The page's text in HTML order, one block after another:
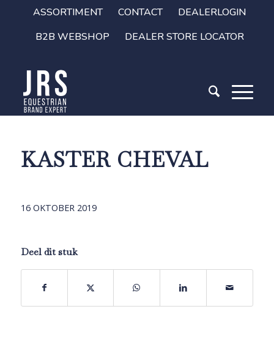
ASSORTIMENT CONTACT
DEALERLOGIN
B2B WEBSHOP
DEALER STORE LOCATOR
KASTER CHEVAL
16 OKTOBER 2019
Deel dit stuk